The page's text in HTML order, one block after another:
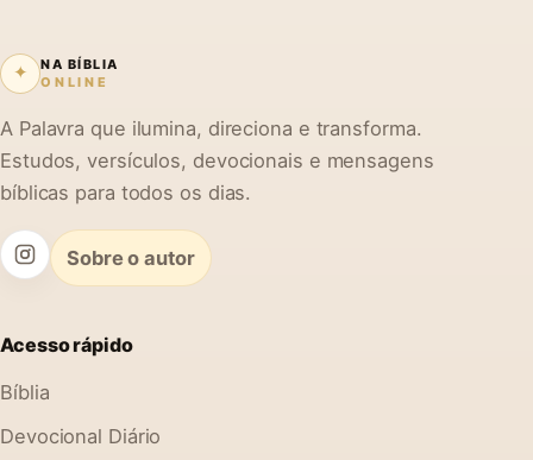
✦
NA BÍBLIA
ONLINE
A Palavra que ilumina, direciona e transforma.
Estudos, versículos, devocionais e mensagens
bíblicas para todos os dias.
Sobre o autor
Acesso rápido
Bíblia
Devocional Diário